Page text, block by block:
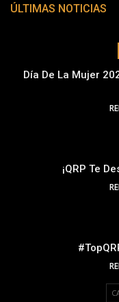
ÚLTIMAS NOTICIAS
Día De La Mujer
¡QRP Te